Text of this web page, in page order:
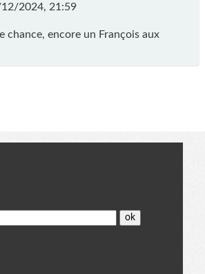
2024, 21:59
chance, encore un François aux